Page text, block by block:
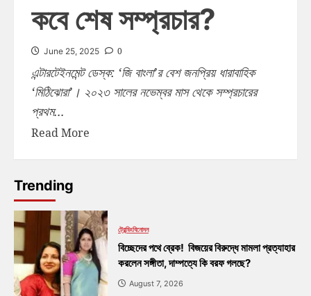
কবে শেষ সম্প্রচার?
June 25, 2025 0
এন্টারটেইনমেন্ট ডেস্ক: ‘জি বাংলা’র বেশ জনপ্রিয় ধারাবাহিক
‘মিঠিঝোরা’। ২০২৩ সালের নভেম্বর মাস থেকে সম্প্রচারের
প্রথম...
Read More
Trending
ট্রেন্ডিংবিনোদন
বিচ্ছেদের পথে ব্রেক! বিজয়ের বিরুদ্ধে মামলা প্রত্যাহার
করলেন সঙ্গীতা, দাম্পত্যে কি বরফ গলছে?
August 7, 2026